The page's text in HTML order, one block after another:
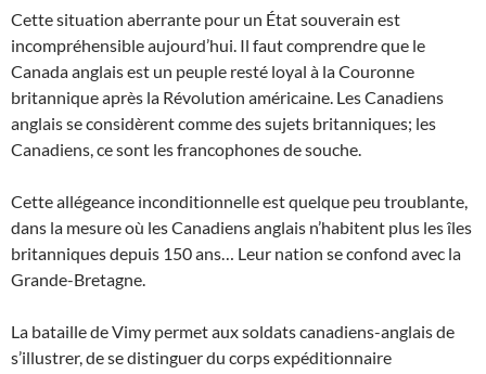
Cette situation aberrante pour un État souverain est
incompréhensible aujourd’hui. Il faut comprendre que le
Canada anglais est un peuple resté loyal à la Couronne
britannique après la Révolution américaine. Les Canadiens
anglais se considèrent comme des sujets britanniques; les
Canadiens, ce sont les francophones de souche.
Cette allégeance inconditionnelle est quelque peu troublante,
dans la mesure où les Canadiens anglais n’habitent plus les îles
britanniques depuis 150 ans… Leur nation se confond avec la
Grande-Bretagne.
La bataille de Vimy permet aux soldats canadiens-anglais de
s’illustrer, de se distinguer du corps expéditionnaire